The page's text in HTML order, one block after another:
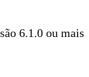
6.1.0 ou mais